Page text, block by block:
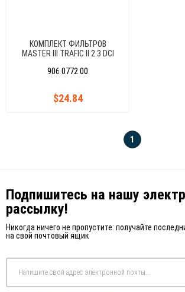
КОМПЛЕКТ ФИЛЬТРОВ
MASTER III TRAFIC II 2.3 DCI
(ВОЗДУХ+МАСЛО+КАБИН+ТОПЛИВО)
906 0772 00
$24.84
1
Подпишитесь на нашу
рассылку!
Никогда ничего не пропустите: получайте
на свой почтовый ящик